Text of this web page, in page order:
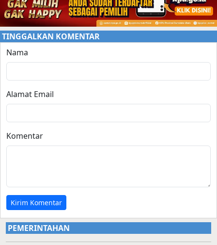
TINGGALKAN KOMENTAR
Nama
Alamat Email
Komentar
Kirim Komentar
PEMERINTAHAN